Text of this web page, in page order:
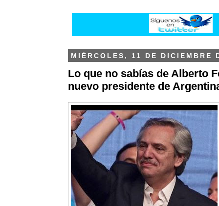
MIÉRCOLES, 11 DE DICIEMBRE
Lo que no sabías de Alberto
nuevo presidente de